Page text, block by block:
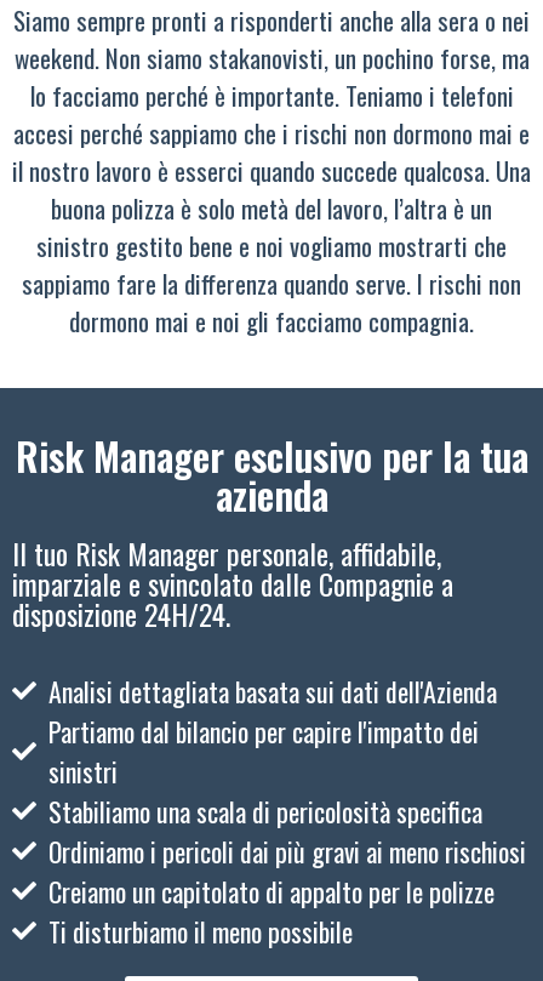
Siamo sempre pronti a risponderti anche alla sera o nei
weekend. Non siamo stakanovisti, un pochino forse, ma
lo facciamo perché è importante. Teniamo i telefoni
accesi perché sappiamo che i rischi non dormono mai e
il nostro lavoro è esserci quando succede qualcosa. Una
buona polizza è solo metà del lavoro, l’altra è un
sinistro gestito bene e noi vogliamo mostrarti che
sappiamo fare la differenza quando serve. I rischi non
dormono mai e noi gli facciamo compagnia.
Risk Manager esclusivo per la tua
azienda
Il tuo Risk Manager personale, affidabile,
imparziale e svincolato dalle Compagnie a
disposizione 24H/24.
Analisi dettagliata basata sui dati dell'Azienda
Partiamo dal bilancio per capire l'impatto dei
sinistri
Stabiliamo una scala di pericolosità specifica
Ordiniamo i pericoli dai più gravi ai meno rischiosi
Creiamo un capitolato di appalto per le polizze
Ti disturbiamo il meno possibile